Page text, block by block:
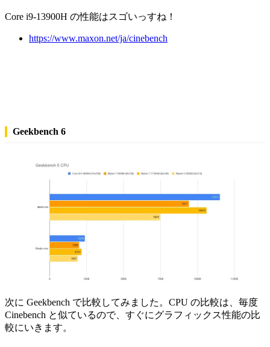
Core i9-13900H の性能はスゴいっすね！
https://www.maxon.net/ja/cinebench
Geekbench 6
次に Geekbench で比較してみました。CPU の比較は、毎度
Cinebench と似ているので、すぐにグラフィックス性能の比
較にいきます。